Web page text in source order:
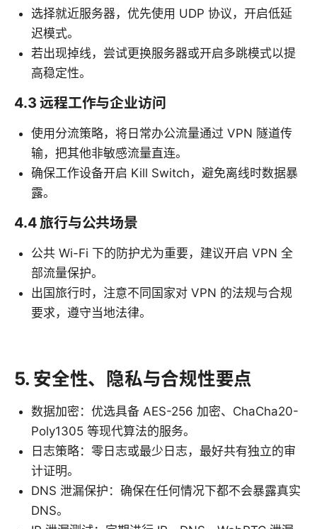
选择就近服务器，优先使用 UDP 协议，开启低延
迟模式。
若出现掉线，尝试更换服务器或开启多跳模式以提
高稳定性。
4.3 远程工作与企业访问
使用分流策略，将日常办公流量通过 VPN 隧道传
输，把其他非敏感流量直连。
确保工作设备开启 Kill Switch，避免离线时数据暴
露。
4.4 旅行与公共场景
公共 Wi-Fi 下的防护尤为重要，建议开启 VPN 全
部流量保护。
出国旅行时，注意不同国家对 VPN 的法规与合规
要求，遵守当地法律。
5. 安全性、隐私与合规性要点
数据加密：优选具备 AES-256 加密、ChaCha20-
Poly1305 等现代算法的服务。
日志策略：零日志或最少日志，最好共有独立的审
计证明。
DNS 泄漏保护：确保在任何情况下都不会暴露真实
DNS。